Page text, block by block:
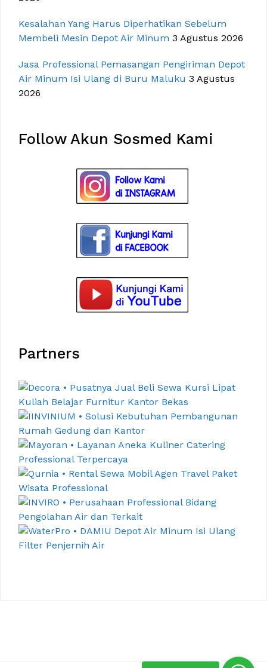
Kesalahan Yang Harus Diperhatikan Sebelum
Membeli Mesin Depot Air Minum 3 Agustus 2026
Jasa Professional Pemasangan Pengiriman Depot
Air Minum Isi Ulang di Buru Maluku 3 Agustus
2026
Follow Akun Sosmed Kami
Partners